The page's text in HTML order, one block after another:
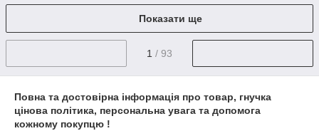
Показати ще
1 / 93
Повна та достовірна інформація про товар, гнучка
цінова політика, персональна увага та допомога
кожному покупцю !